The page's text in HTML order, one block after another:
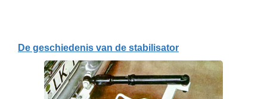
De geschiedenis van de stabilisator